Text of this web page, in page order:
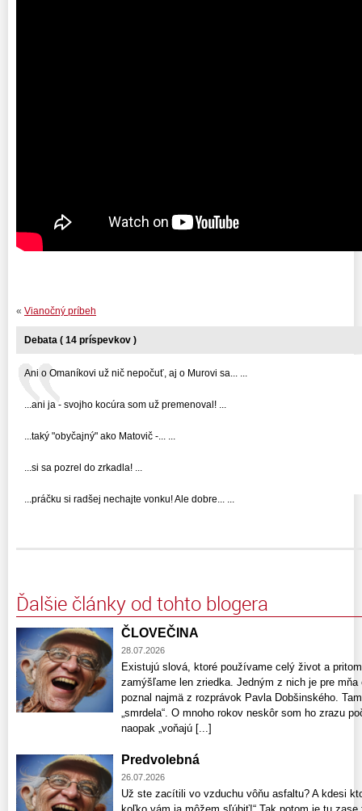
« Vianočný príbeh
Debata ( 14 príspevkov )
Ani o Omaníkovi už nič nepočuť, aj o Murovi sa... ...
...ani ja - svojho kocúra som už premenoval! ...
...taký "obyčajný" ako Matovič -... ...
...si sa pozrel do zrkadla! ...
...práčku si radšej nechajte vonku! Ale dobre... ...
Ďalšie články od tohto blogera
ČLOVEČINA
28.07.2026
Existujú slová, ktoré používame celý život a
zamýšľame len zriedka. Jedným z nich je pre
poznal najmä z rozprávok Pavla Dobšinského.
„smrdela“. O mnoho rokov neskôr som ho zrazu
naopak „voňajú [...]
Predvolebná
26.07.2026
Už ste zacítili vo vzduchu vôňu asfaltu? A kdesi